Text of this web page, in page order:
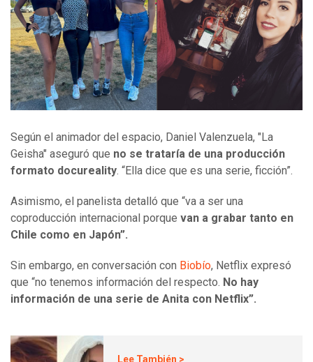
Según el animador del espacio, Daniel Valenzuela, "La
Geisha" aseguró que no se trataría de una producción
formato docureality. “Ella dice que es una serie, ficción”.
Asimismo, el panelista detalló que “va a ser una
coproducción internacional porque van a grabar tanto en
Chile como en Japón”.
Sin embargo, en conversación con Biobío, Netflix expresó
que “no tenemos información del respecto. No hay
información de una serie de Anita con Netflix”.
Lee También >